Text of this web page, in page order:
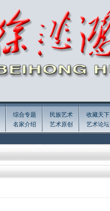
综合专题
名家介绍
民族艺术
艺术原创
收藏天下
艺术论坛